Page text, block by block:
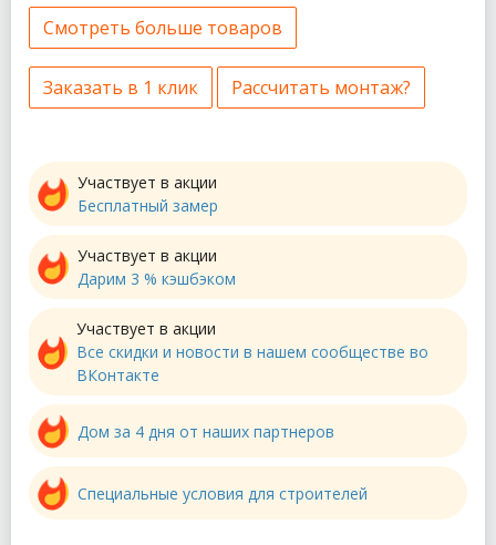
Смотреть больше товаров
Заказать в 1 клик Рассчитать монтаж?
Участвует в акции
Бесплатный замер
Участвует в акции
Дарим 3 % кэшбэком
Участвует в акции
Все скидки и новости в нашем сообществе во
ВКонтакте
Дом за 4 дня от наших партнеров
Специальные условия для строителей